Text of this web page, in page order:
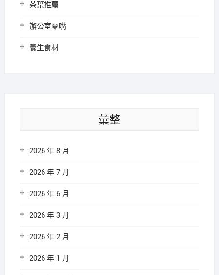
茶葉推薦
辦公室零嘴
養生食材
彙整
2026 年 8 月
2026 年 7 月
2026 年 6 月
2026 年 3 月
2026 年 2 月
2026 年 1 月